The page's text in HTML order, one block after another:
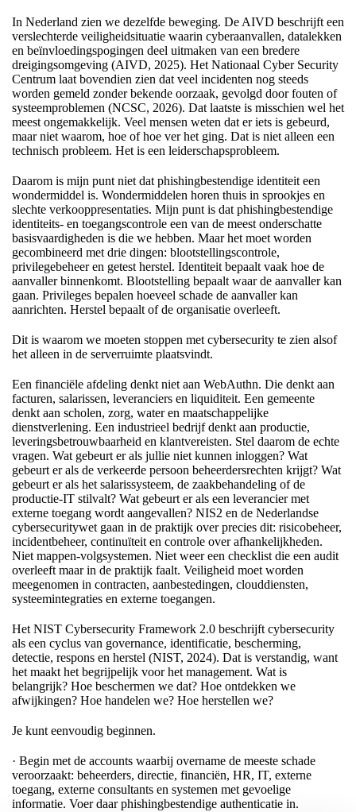
In Nederland zien we dezelfde beweging. De AIVD beschrijft een
verslechterde veiligheidsituatie waarin cyberaanvallen, datalekken
en beïnvloedingspogingen deel uitmaken van een bredere
dreigingsomgeving (AIVD, 2025). Het Nationaal Cyber Security
Centrum laat bovendien zien dat veel incidenten nog steeds
worden gemeld zonder bekende oorzaak, gevolgd door fouten of
systeemproblemen (NCSC, 2026). Dat laatste is misschien wel het
meest ongemakkelijk. Veel mensen weten dat er iets is gebeurd,
maar niet waarom, hoe of hoe ver het ging. Dat is niet alleen een
technisch probleem. Het is een leiderschapsprobleem.
Daarom is mijn punt niet dat phishingbestendige identiteit een
wondermiddel is. Wondermiddelen horen thuis in sprookjes en
slechte verkooppresentaties. Mijn punt is dat phishingbestendige
identiteits- en toegangscontrole een van de meest onderschatte
basisvaardigheden is die we hebben. Maar het moet worden
gecombineerd met drie dingen: blootstellingscontrole,
privilegebeheer en getest herstel. Identiteit bepaalt vaak hoe de
aanvaller binnenkomt. Blootstelling bepaalt waar de aanvaller kan
gaan. Privileges bepalen hoeveel schade de aanvaller kan
aanrichten. Herstel bepaalt of de organisatie overleeft.
Dit is waarom we moeten stoppen met cybersecurity te zien alsof
het alleen in de serverruimte plaatsvindt.
Een financiële afdeling denkt niet aan WebAuthn. Die denkt aan
facturen, salarissen, leveranciers en liquiditeit. Een gemeente
denkt aan scholen, zorg, water en maatschappelijke
dienstverlening. Een industrieel bedrijf denkt aan productie,
leveringsbetrouwbaarheid en klantvereisten. Stel daarom de echte
vragen. Wat gebeurt er als jullie niet kunnen inloggen? Wat
gebeurt er als de verkeerde persoon beheerdersrechten krijgt? Wat
gebeurt er als het salarissysteem, de zaakbehandeling of de
productie-IT stilvalt? Wat gebeurt er als een leverancier met
externe toegang wordt aangevallen? NIS2 en de Nederlandse
cybersecuritywet gaan in de praktijk over precies dit: risicobeheer,
incidentbeheer, continuïteit en controle over afhankelijkheden.
Niet mappen-volgsystemen. Niet weer een checklist die een audit
overleeft maar in de praktijk faalt. Veiligheid moet worden
meegenomen in contracten, aanbestedingen, clouddiensten,
systeemintegraties en externe toegangen.
Het NIST Cybersecurity Framework 2.0 beschrijft cybersecurity
als een cyclus van governance, identificatie, bescherming,
detectie, respons en herstel (NIST, 2024). Dat is verstandig, want
het maakt het begrijpelijk voor het management. Wat is
belangrijk? Hoe beschermen we dat? Hoe ontdekken we
afwijkingen? Hoe handelen we? Hoe herstellen we?
Je kunt eenvoudig beginnen.
· Begin met de accounts waarbij overname de meeste schade
veroorzaakt: beheerders, directie, financiën, HR, IT, externe
toegang, externe consultants en systemen met gevoelige
informatie. Voer daar phishingbestendige authenticatie in.